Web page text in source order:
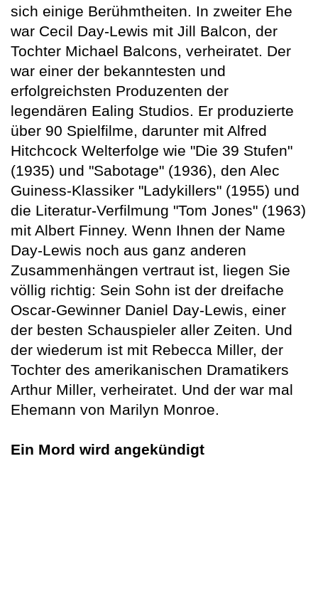
sich einige Berühmtheiten. In zweiter Ehe
war Cecil Day-Lewis mit Jill Balcon, der
Tochter Michael Balcons, verheiratet. Der
war einer der bekanntesten und
erfolgreichsten Produzenten der
legendären Ealing Studios. Er produzierte
über 90 Spielfilme, darunter mit Alfred
Hitchcock Welterfolge wie "Die 39 Stufen"
(1935) und "Sabotage" (1936), den Alec
Guiness-Klassiker "Ladykillers" (1955) und
die Literatur-Verfilmung "Tom Jones" (1963)
mit Albert Finney. Wenn Ihnen der Name
Day-Lewis noch aus ganz anderen
Zusammenhängen vertraut ist, liegen Sie
völlig richtig: Sein Sohn ist der dreifache
Oscar-Gewinner Daniel Day-Lewis, einer
der besten Schauspieler aller Zeiten. Und
der wiederum ist mit Rebecca Miller, der
Tochter des amerikanischen Dramatikers
Arthur Miller, verheiratet. Und der war mal
Ehemann von Marilyn Monroe.
Ein Mord wird angekündigt